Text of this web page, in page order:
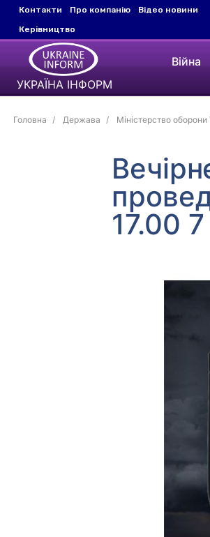
Контакти Про компанію
Відео новини
Керівництво
УКРАЇНА ІНФОРМ
Війна
Головна Держава Міністерство оборони
17.00